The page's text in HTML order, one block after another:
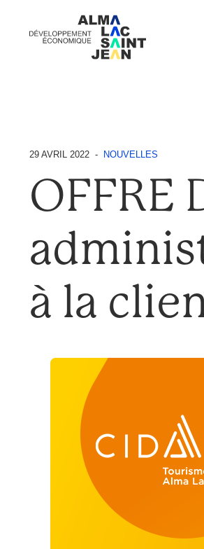
29 AVRIL 2022 - NOUVELLES
OFFRE
à la